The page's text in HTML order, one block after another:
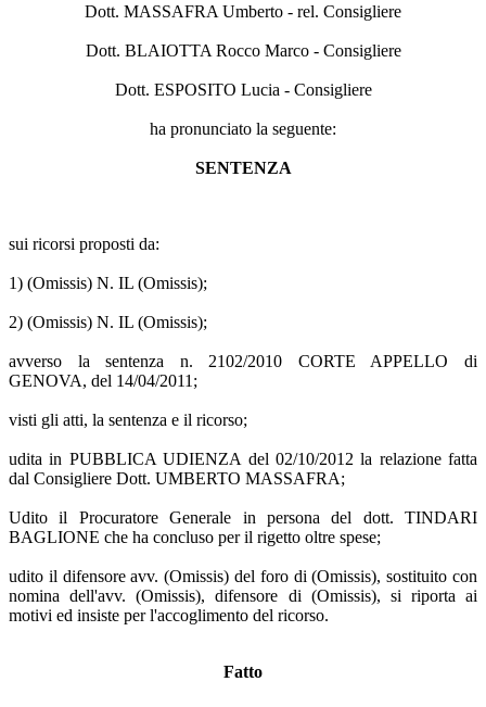
Dott. MASSAFRA Umberto - rel. Consigliere
Dott. BLAIOTTA Rocco Marco - Consigliere
Dott. ESPOSITO Lucia - Consigliere
ha pronunciato la seguente:
SENTENZA
sui ricorsi proposti da:
1) (Omissis) N. IL (Omissis);
2) (Omissis) N. IL (Omissis);
avverso la sentenza n. 2102/2010 CORTE APPELLO di
GENOVA, del 14/04/2011;
visti gli atti, la sentenza e il ricorso;
udita in PUBBLICA UDIENZA del 02/10/2012 la relazione fatta
dal Consigliere Dott. UMBERTO MASSAFRA;
Udito il Procuratore Generale in persona del dott. TINDARI
BAGLIONE che ha concluso per il rigetto oltre spese;
udito il difensore avv. (Omissis) del foro di (Omissis), sostituito con
nomina dell'avv. (Omissis), difensore di (Omissis), si riporta ai
motivi ed insiste per l'accoglimento del ricorso.
Fatto